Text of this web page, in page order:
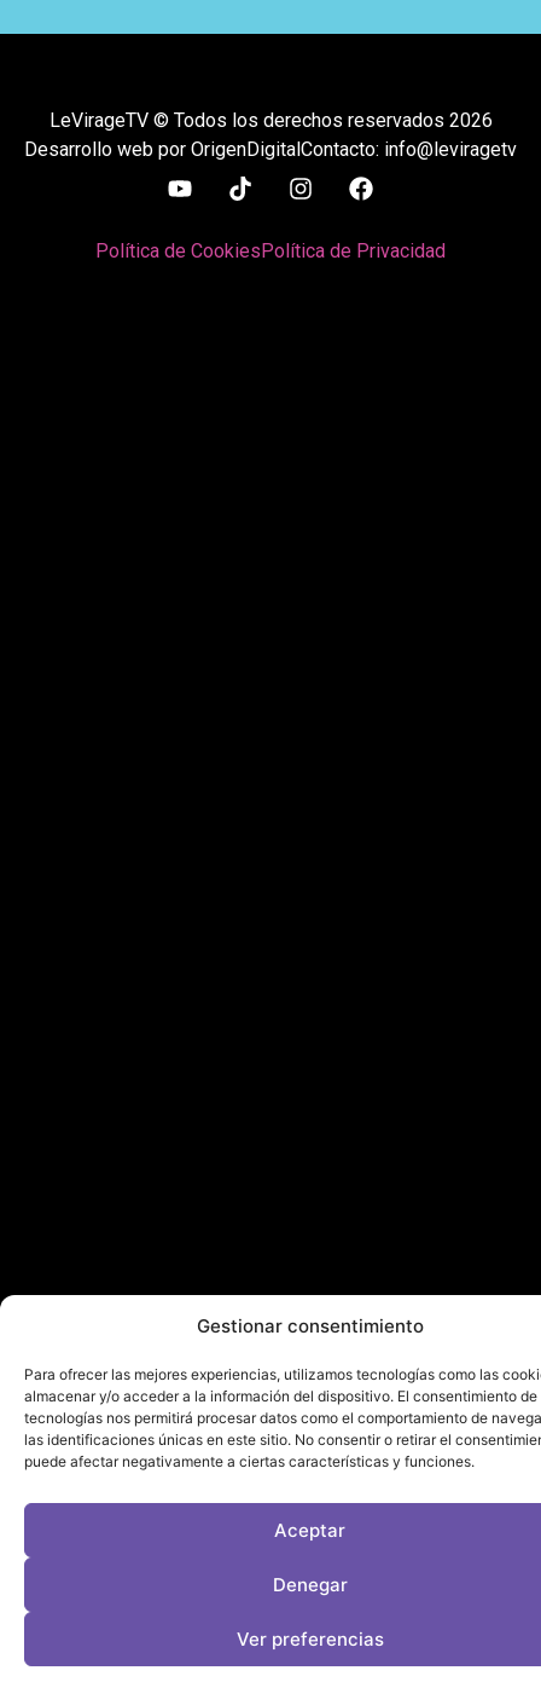
Gestionar consentimiento
Para ofrecer las mejores experiencias, utilizamos tecnologías como las
almacenar y/o acceder a la información del dispositivo. El consentimiento de
tecnologías nos permitirá procesar datos como el comportamiento de
las identificaciones únicas en este sitio. No consentir o retirar el
puede afectar negativamente a ciertas características y funciones.
Aceptar
Denegar
Ver preferencias
LeVirageTV © Todos los derechos reservados 2026
Desarrollo web por OrigenDigitalContacto: info@leviragetv
Política de CookiesPolítica de Privacidad